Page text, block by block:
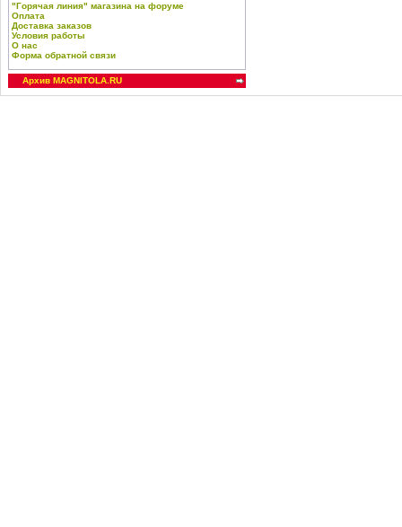
"Горячая линия" магазина на форуме
Оплата
Доставка заказов
Условия работы
О нас
Форма обратной связи
Архив MAGNITOLA.RU